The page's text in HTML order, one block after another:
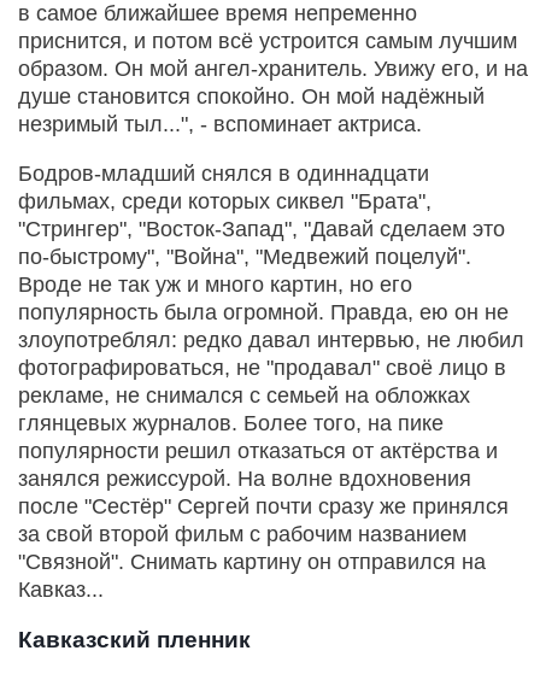
в самое ближайшее время непременно
приснится, и потом всё устроится самым лучшим
образом. Он мой ангел-хранитель. Увижу его, и на
душе становится спокойно. Он мой надёжный
незримый тыл...", - вспоминает актриса.
Бодров-младший снялся в одиннадцати
фильмах, среди которых сиквел "Брата",
"Стрингер", "Восток-Запад", "Давай сделаем это
по-быстрому", "Война", "Медвежий поцелуй".
Вроде не так уж и много картин, но его
популярность была огромной. Правда, ею он не
злоупотреблял: редко давал интервью, не любил
фотографироваться, не "продавал" своё лицо в
рекламе, не снимался с семьей на обложках
глянцевых журналов. Более того, на пике
популярности решил отказаться от актёрства и
занялся режиссурой. На волне вдохновения
после "Сестёр" Сергей почти сразу же принялся
за свой второй фильм с рабочим названием
"Связной". Снимать картину он отправился на
Кавказ...
Кавказский пленник